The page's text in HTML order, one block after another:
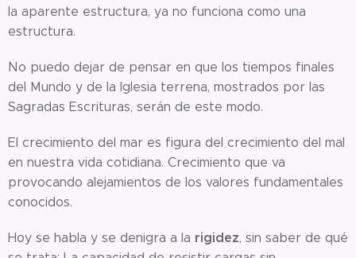
la aparente estructura, ya no funciona como una
estructura.
No puedo dejar de pensar en que los tiempos finales
del Mundo y de la Iglesia terrena, mostrados por las
Sagradas Escrituras, serán de este modo.
El crecimiento del mar es figura del crecimiento del mal
en nuestra vida cotidiana. Crecimiento que va
provocando alejamientos de los valores fundamentales
conocidos.
Hoy se habla y se denigra a la rigidez, sin saber de qué